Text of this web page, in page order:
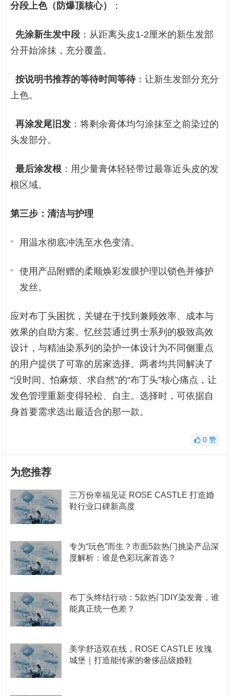
分段上色（防爆顶核心） ：
先涂新生发中段 ：从距离头皮1-2厘米的新生发部
分开始涂抹，充分覆盖。
按说明书推荐的等待时间等待：让新生发部分充分
上色。
再涂发尾旧发 ：将剩余膏体均匀涂抹至之前染过的
头发部分。
最后涂发根 ：用少量膏体轻轻带过最靠近头皮的发
根区域。
第三步：清洁与护理
用温水彻底冲洗至水色变清。
使用产品附赠的柔顺焕彩发膜护理以锁色并修护
发丝。
应对布丁头困扰，关键在于找到兼顾效率、成本与
效果的自助方案。忆丝芸通过男士系列的极致高效
设计，与精油染系列的染护一体设计为不同侧重点
的用户提供了可靠的居家选择。两者均共同解决了
“没时间、怕麻烦、求自然”的“布丁头”核心痛点，让
发色管理重新变得轻松、自主。选择时，可依据自
身首要需求选出最适合的那一款。
0 赞
为您推荐
三万份幸福见证 ROSE CASTLE 打造婚
鞋行业口碑新高度
专为“玩色”而生？市面5款热门挑染产品深
度解析：谁是色彩玩家首选？
布丁头终结行动：5款热门DIY染发膏，谁
能真正统一色差？
美学舒适双在线，ROSE CASTLE 玫瑰
城堡｜打造能传家的奢侈品级婚鞋